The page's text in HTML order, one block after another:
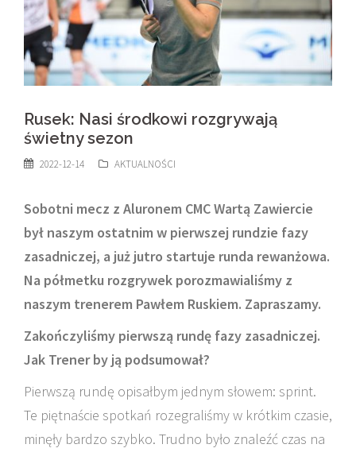
Rusek: Nasi środkowi rozgrywają
świetny sezon
2022-12-14 AKTUALNOŚCI
Sobotni mecz z Aluronem CMC Wartą Zawiercie
był naszym ostatnim w pierwszej rundzie fazy
zasadniczej, a już jutro startuje runda rewanżowa.
Na półmetku rozgrywek porozmawialiśmy z
naszym trenerem Pawłem Ruskiem. Zapraszamy.
Zakończyliśmy pierwszą rundę fazy zasadniczej.
Jak Trener by ją podsumował?
Pierwszą rundę opisałbym jednym słowem: sprint.
Te piętnaście spotkań rozegraliśmy w krótkim czasie,
minęły bardzo szybko. Trudno było znaleźć czas na